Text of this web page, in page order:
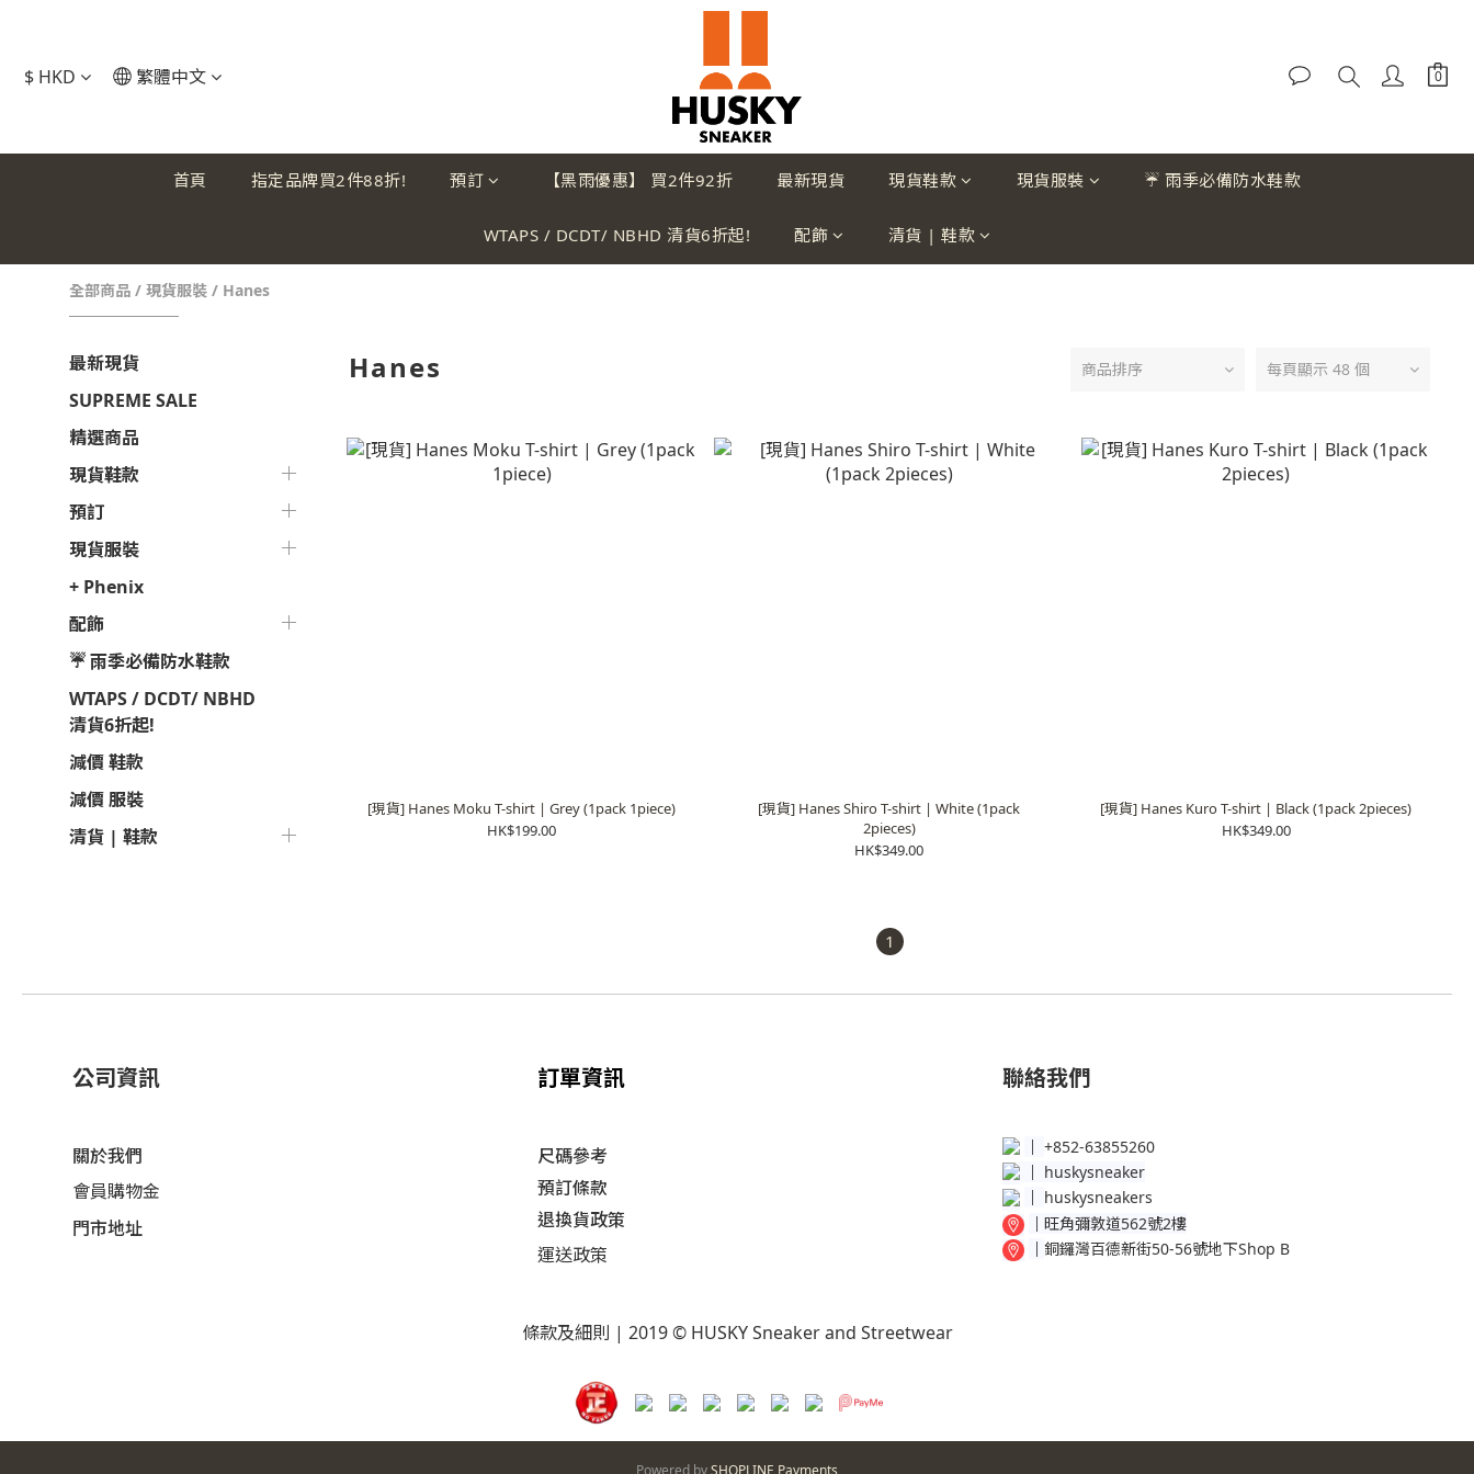
$ HKD 繁體中文
首頁 指定品牌買2件88折! 預訂 【黑雨優惠】 買2件92折 最新現貨 現貨鞋款 現貨服裝 ☔ 雨季必備防水鞋款
WTAPS / DCDT/ NBHD 清貨6折起! 配飾 清貨 | 鞋款
全部商品 / 現貨服裝 / Hanes
最新現貨
SUPREME SALE
精選商品
現貨鞋款
預訂
現貨服裝
+ Phenix
配飾
☔ 雨季必備防水鞋款
WTAPS / DCDT/ NBHD
清貨6折起!
減價 鞋款
減價 服裝
清貨 | 鞋款
Hanes 商品排序 每頁顯示 48 個
[現貨] Hanes Moku T-shirt | Grey (1pack 1piece)
HK$199.00
[現貨] Hanes Shiro T-shirt | White (1pack
2pieces)
HK$349.00
[現貨] Hanes Kuro T-shirt | Black (1pack 2pieces)
HK$349.00
1
公司資訊 訂單資訊 聯絡我們
關於我們
會員購物金
門市地址
尺碼參考
預訂條款
退換貨政策​
運送政策​
│ +852-63855260
huskysneaker
huskysneakers
│ 旺角彌敦道562號2樓
│ 銅鑼灣百德新街50-56號地下Shop B
條款及細則 | 2019 © HUSKY Sneaker and Streetwear
Powered bySHOPLINE Payments